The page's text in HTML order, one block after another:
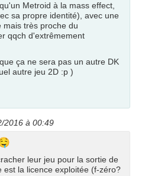
Metroid à la mass effect,
sa propre identité), avec une
mais très proche du
qqch d'extrêmement
ça ne sera pas un autre DK
autre jeu 2D :p )
2016 à 00:49
leur jeu pour la sortie de
est la licence exploitée (f-zéro?